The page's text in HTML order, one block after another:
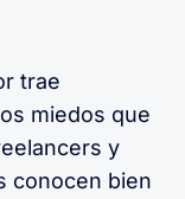
trae
miedos que
y
conocen bien